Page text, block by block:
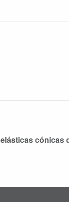
cónicas